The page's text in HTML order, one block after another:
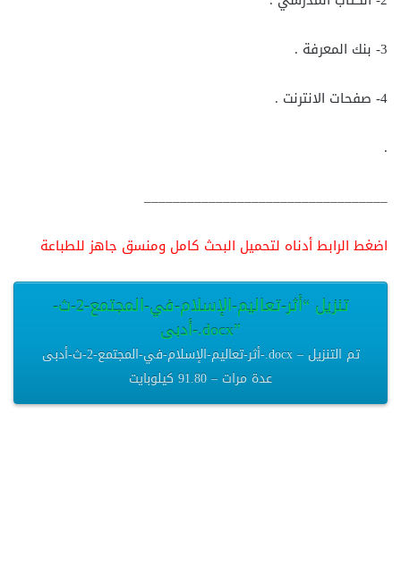
3- بنك المعرفة .
4- صفحات الانترنت .
.
__________________________________
اضغط الرابط أدناه لتحميل البحث كامل ومنسق جاهز للطباعة
تنزيل “أثر-تعاليم-الإسلام-في-المجتمع-2-ث-
أدبى-.docx”
أثر-تعاليم-الإسلام-في-المجتمع-2-ث-أدبى-.docx – تم التنزيل
عدة مرات – 91.80 كيلوبايت